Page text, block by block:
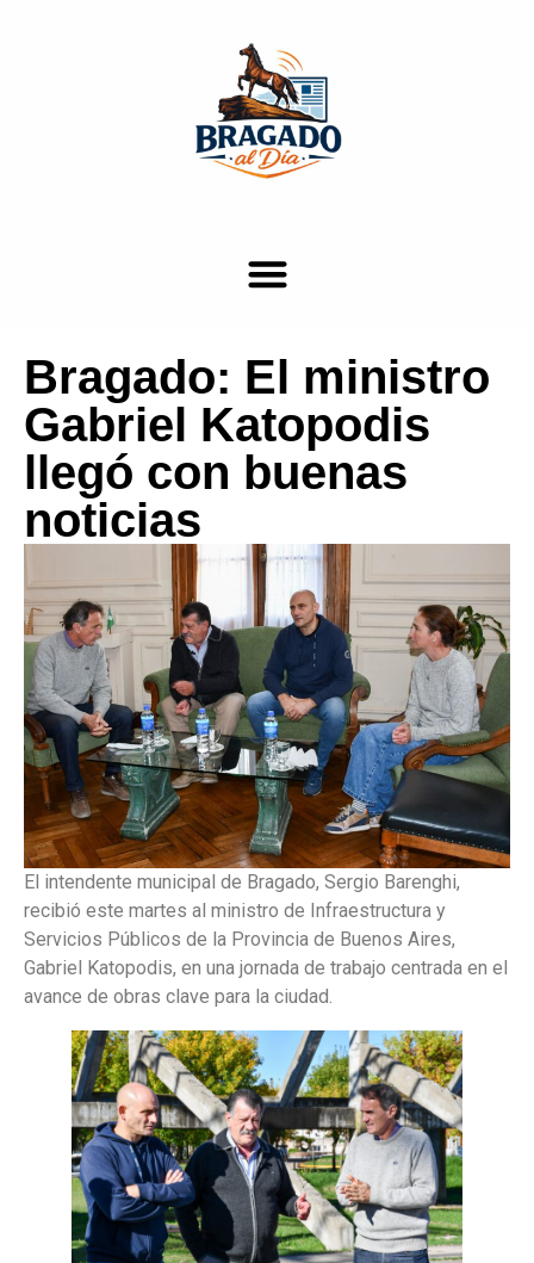
Bragado: El ministro
Gabriel Katopodis
llegó con buenas
noticias
El intendente municipal de Bragado, Sergio Barenghi,
recibió este martes al ministro de Infraestructura y
Servicios Públicos de la Provincia de Buenos Aires,
Gabriel Katopodis, en una jornada de trabajo centrada en el
avance de obras clave para la ciudad.